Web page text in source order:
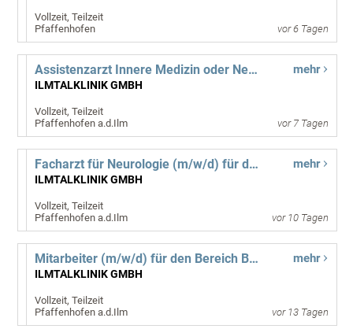
Vollzeit, Teilzeit
Pfaffenhofen
vor 6 Tagen
Assistenzarzt Innere Medizin oder Neurologie (m/w/d)
ILMTALKLINIK GMBH
Vollzeit, Teilzeit
Pfaffenhofen a.d.Ilm
mehr
vor 7 Tagen
Facharzt für Neurologie (m/w/d) für das MVZ Pfaffenhofen
ILMTALKLINIK GMBH
Vollzeit, Teilzeit
Pfaffenhofen a.d.Ilm
mehr
vor 10 Tagen
Mitarbeiter (m/w/d) für den Bereich Baumanagement
ILMTALKLINIK GMBH
Vollzeit, Teilzeit
Pfaffenhofen a.d.Ilm
mehr
vor 13 Tagen